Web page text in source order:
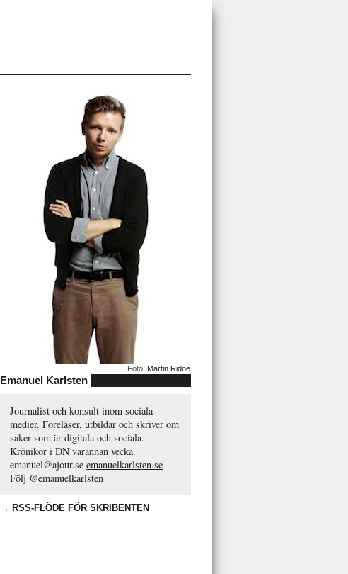
Foto: Martin Ridne
Emanuel Karlsten
Journalist och konsult inom sociala
medier. Föreläser, utbildar och skriver om
saker som är digitala och sociala.
Krönikor i DN varannan vecka.
emanuel@ajour.seemanuelkarlsten.se
Följ @emanuelkarlsten
→ RSS-FLÖDE FÖR SKRIBENTEN